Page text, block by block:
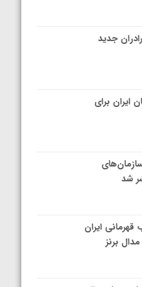
جدید
ایران برای
شد
ایران